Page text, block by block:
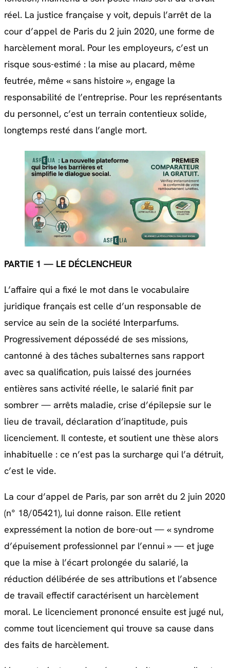
réel. La justice française y voit, depuis l’arrêt de la
cour d’appel de Paris du 2 juin 2020, une forme de
harcèlement moral. Pour les employeurs, c’est un
risque sous-estimé : la mise au placard, même
feutrée, même « sans histoire », engage la
responsabilité de l’entreprise. Pour les représentants
du personnel, c’est un terrain contentieux solide,
longtemps resté dans l’angle mort.
PARTIE 1 — LE DÉCLENCHEUR
L’affaire qui a fixé le mot dans le vocabulaire
juridique français est celle d’un responsable de
service au sein de la société Interparfums.
Progressivement dépossédé de ses missions,
cantonné à des tâches subalternes sans rapport
avec sa qualification, puis laissé des journées
entières sans activité réelle, le salarié finit par
sombrer — arrêts maladie, crise d’épilepsie sur le
lieu de travail, déclaration d’inaptitude, puis
licenciement. Il conteste, et soutient une thèse alors
inhabituelle : ce n’est pas la surcharge qui l’a détruit,
c’est le vide.
La cour d’appel de Paris, par son arrêt du 2 juin 2020
(n° 18/05421), lui donne raison. Elle retient
expressément la notion de bore-out — « syndrome
d’épuisement professionnel par l’ennui » — et juge
que la mise à l’écart prolongée du salarié, la
réduction délibérée de ses attributions et l’absence
de travail effectif caractérisent un harcèlement
moral. Le licenciement prononcé ensuite est jugé nul,
comme tout licenciement qui trouve sa cause dans
des faits de harcèlement.